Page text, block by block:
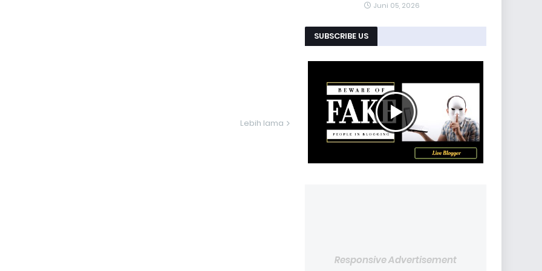
Lebih lama
Juni 05, 2026
SUBSCRIBE US
Responsive Advertisement